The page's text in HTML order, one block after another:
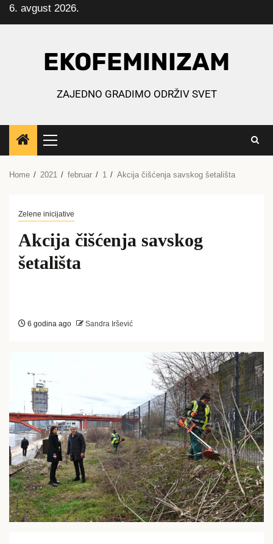
Skip
to
6. avgust 2026.
EKOFEMINIZAM
ZAJEDNO GRADIMO ODRŽIV SVET
Primary
Menu
Home 2021 februar 1 Akcija čišćenja savskog šetališta
Zelene inicijative
Akcija čišćenja savskog
šetališta
6 godina ago Sandra Iršević